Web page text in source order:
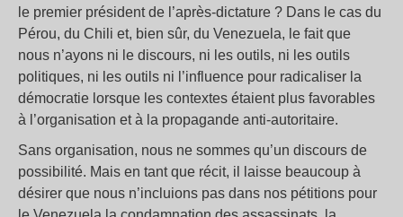
le premier président de l’après-dictature ? Dans le cas du
Pérou, du Chili et, bien sûr, du Venezuela, le fait que
nous n’ayons ni le discours, ni les outils, ni les outils
politiques, ni les outils ni l’influence pour radicaliser la
démocratie lorsque les contextes étaient plus favorables
à l’organisation et à la propagande anti-autoritaire.
Sans organisation, nous ne sommes qu’un discours de
possibilité. Mais en tant que récit, il laisse beaucoup à
désirer que nous n’incluions pas dans nos pétitions pour